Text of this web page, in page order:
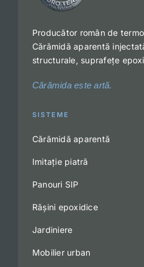
Producător român de
Cărămidă aparentă
structurale, suprafețe
Cărămida este artă.
SISTEME
Cărămidă aparentă
Imitație piatră
Panouri SIP
Rășini epoxidice
Jardiniere
Mobilier urban